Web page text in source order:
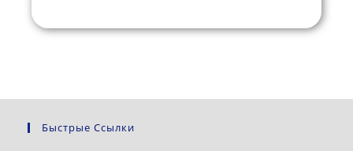
Быстрые Ссылки